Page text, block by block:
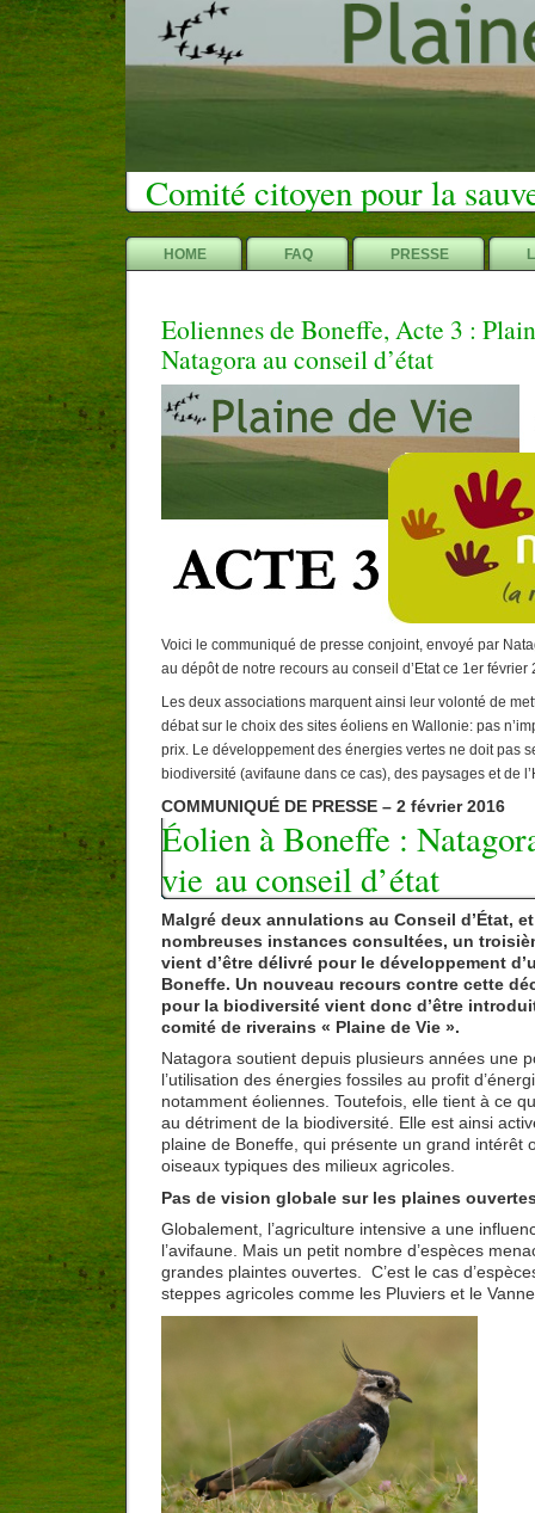
Comité citoyen pour la
HOME FAQ PRESSE
Eoliennes de Boneffe, Acte 3 :
Natagora au conseil d’état
Voici le communiqué de presse conjoint, envoyé par
au dépôt de notre recours au conseil d’Etat ce 1er février
Les deux associations marquent ainsi leur volonté de
débat sur le choix des sites éoliens en Wallonie: pas
prix. Le développement des énergies vertes ne doit pas
biodiversité (avifaune dans ce cas), des paysages et de
COMMUNIQUÉ DE PRESSE – 2 février 2016
Éolien à Boneffe :
vie au conseil d’état
Malgré deux annulations au Conseil d’État,
nombreuses instances consultées, un
vient d’être délivré pour le développement
Boneffe. Un nouveau recours contre cette
pour la biodiversité vient donc d’être
comité de riverains « Plaine de Vie ».
Natagora soutient depuis plusieurs années une
l’utilisation des énergies fossiles au profit
notamment éoliennes. Toutefois, elle tient à ce
au détriment de la biodiversité. Elle est ainsi
plaine de Boneffe, qui présente un grand intérêt
oiseaux typiques des milieux agricoles.
Pas de vision globale sur les plaines
Globalement, l’agriculture intensive a une
l’avifaune. Mais un petit nombre d’espèces
grandes plaintes ouvertes. C’est le cas
steppes agricoles comme les Pluviers et le